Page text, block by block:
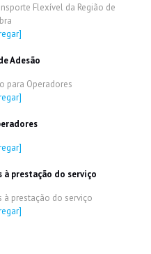
Flexível da Região de
Adesão
para Operadores
à prestação do serviço
à prestação do serviço